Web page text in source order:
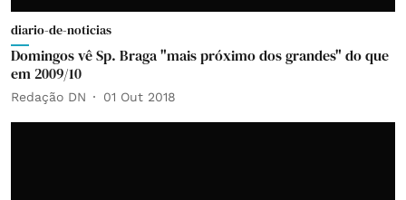
diario-de-noticias
Domingos vê Sp. Braga "mais próximo dos grandes" do que
em 2009/10
Redação DN 01 Out 2018